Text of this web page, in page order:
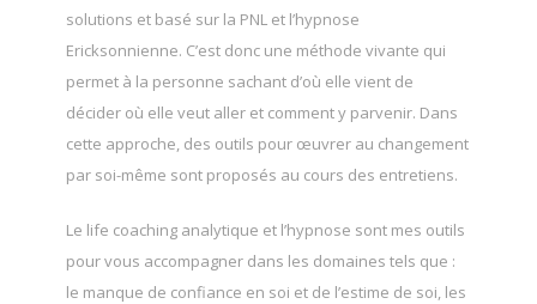
solutions et basé sur la PNL et l’hypnose
Ericksonnienne. C’est donc une méthode vivante qui
permet à la personne sachant d’où elle vient de
décider où elle veut aller et comment y parvenir. Dans
cette approche, des outils pour œuvrer au changement
par soi-même sont proposés au cours des entretiens.
Le life coaching analytique et l’hypnose sont mes outils
pour vous accompagner dans les domaines tels que :
le manque de confiance en soi et de l’estime de soi, les